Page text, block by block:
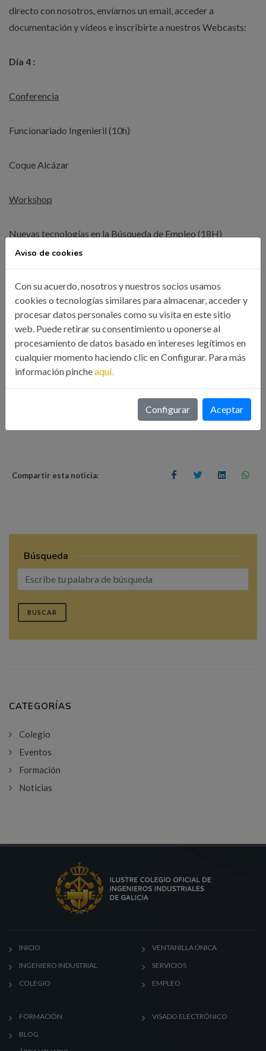
directo con nosotros, envíarnos un email, acceder a
documentación y vídeos e inscribirte a nuestros Webcasts:
Día 4 :
Conferencia
Funcionariado Ingenieril (10h)
Coque Alcázar
Workshop
Nuevas tecnologías en la Búsqueda de Empleo (18H)
Emilio Pérez Troncoso
También podrás descubrir a la figura del Alumno-Asociado y
si eres Grado de Ingeniería en Tecnologías Industriales o
estás estudiando el Máster de Ingeniería Industrial podrás
Asociarte y disfrutar gratis de nuestros servicios.
Y ... si te has quedado con ganas de más consulta
Compartir esta noticia:
Búsqueda
BUSCAR
CATEGORÍAS
Colegio
Eventos
Formación
Noticias
INICIO
INGENIERO INDUSTRIAL
COLEGIO
VENTANILLA ÚNICA
SERVICIOS
EMPLEO
FORMACIÓN
BLOG
VISADO ELECTRÓNICO
Aviso de cookies
Con su acuerdo, nosotros y nuestros socios usamos
cookies o tecnologías similares para almacenar, acceder y
procesar datos personales como su visita en este sitio
web. Puede retirar su consentimiento u oponerse al
procesamiento de datos basado en intereses legítimos en
cualquier momento haciendo clic en Configurar. Para más
información pincheaquí.
Configurar Aceptar